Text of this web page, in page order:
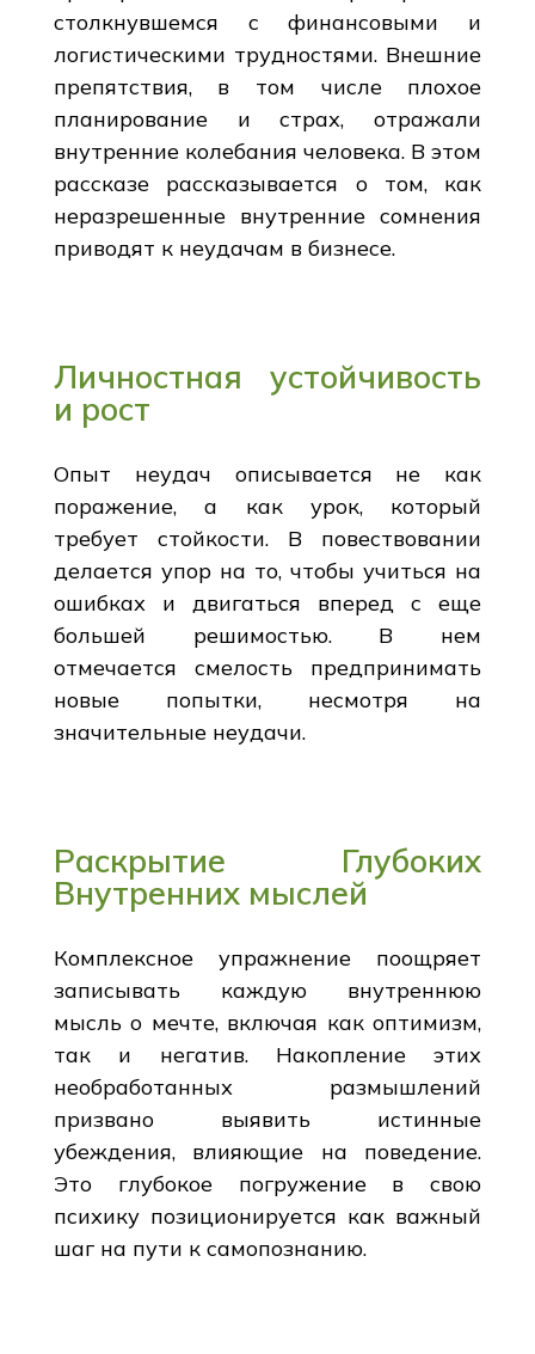
столкнувшемся с финансовыми и
логистическими трудностями. Внешние
препятствия, в том числе плохое
планирование и страх, отражали
внутренние колебания человека. В этом
рассказе рассказывается о том, как
неразрешенные внутренние сомнения
приводят к неудачам в бизнесе.
Личностная устойчивость
и рост
Опыт неудач описывается не как
поражение, а как урок, который
требует стойкости. В повествовании
делается упор на то, чтобы учиться на
ошибках и двигаться вперед с еще
большей решимостью. В нем
отмечается смелость предпринимать
новые попытки, несмотря на
значительные неудачи.
Раскрытие Глубоких
Внутренних мыслей
Комплексное упражнение поощряет
записывать каждую внутреннюю
мысль о мечте, включая как оптимизм,
так и негатив. Накопление этих
необработанных размышлений
призвано выявить истинные
убеждения, влияющие на поведение.
Это глубокое погружение в свою
психику позиционируется как важный
шаг на пути к самопознанию.